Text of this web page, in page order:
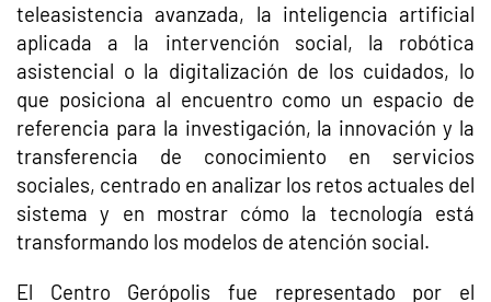
teleasistencia avanzada, la inteligencia artificial
aplicada a la intervención social, la robótica
asistencial o la digitalización de los cuidados, lo
que posiciona al encuentro como un espacio de
referencia para la investigación, la innovación y la
transferencia de conocimiento en servicios
sociales, centrado en analizar los retos actuales del
sistema y en mostrar cómo la tecnología está
transformando los modelos de atención social.
El Centro Gerópolis fue representado por el